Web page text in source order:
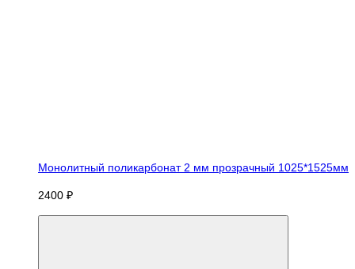
Монолитный поликарбонат 2 мм прозрачный 1025*1525мм
2400 ₽